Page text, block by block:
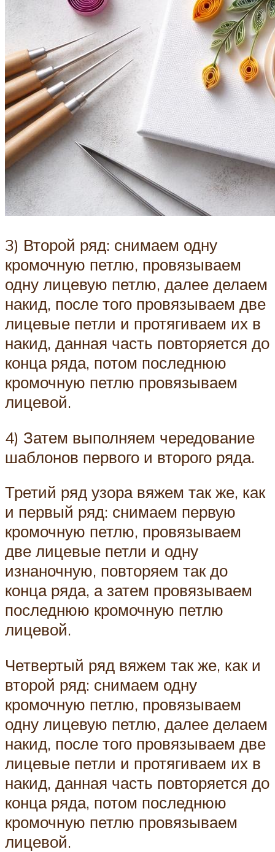
3) Второй ряд: снимаем одну
кромочную петлю, провязываем
одну лицевую петлю, далее делаем
накид, после того провязываем две
лицевые петли и протягиваем их в
накид, данная часть повторяется до
конца ряда, потом последнюю
кромочную петлю провязываем
лицевой.
4) Затем выполняем чередование
шаблонов первого и второго ряда.
Третий ряд узора вяжем так же, как
и первый ряд: снимаем первую
кромочную петлю, провязываем
две лицевые петли и одну
изнаночную, повторяем так до
конца ряда, а затем провязываем
последнюю кромочную петлю
лицевой.
Четвертый ряд вяжем так же, как и
второй ряд: снимаем одну
кромочную петлю, провязываем
одну лицевую петлю, далее делаем
накид, после того провязываем две
лицевые петли и протягиваем их в
накид, данная часть повторяется до
конца ряда, потом последнюю
кромочную петлю провязываем
лицевой.